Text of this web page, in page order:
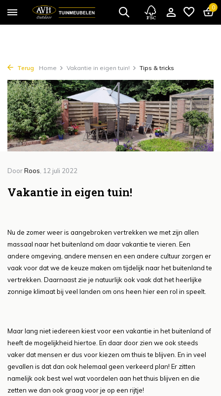
{!!% include 'snippets/cta.rain' %!!} 0
Terug Home Vakantie in eigen tuin! Tips & tricks
DoorRoos , 12 juli 2022
Vakantie in eigen tuin!
Nu de zomer weer is aangebroken vertrekken we met zijn allen
massaal naar het buitenland om daar vakantie te vieren. Een
andere omgeving, andere mensen en een andere cultuur zorgen er
vaak voor dat we de keuze maken om tijdelijk naar het buitenland te
vertrekken. Daarnaast zie je natuurlijk ook vaak dat het heerlijke
zonnige klimaat bij veel landen om ons heen hier een rol in speelt.
Maar lang niet iedereen kiest voor een vakantie in het buitenland of
heeft de mogelijkheid hiertoe. En daar door zien we ook steeds
vaker dat mensen er dus voor kiezen om thuis te blijven. En in veel
gevallen is dat dan ook helemaal geen verkeerd plan! Er zitten
namelijk ook best wel wat voordelen aan het thuis blijven en die
zetten we dan ook graag voor je op een rijtje!